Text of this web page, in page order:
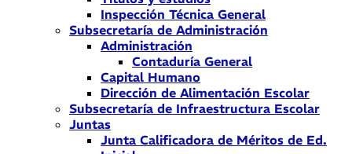
Inspección Técnica General
Subsecretaría de Administración
Administración
Contaduría General
Capital Humano
Dirección de Alimentación Escolar
Subsecretaría de Infraestructura Escolar
Juntas
Junta Calificadora de Méritos de Ed.